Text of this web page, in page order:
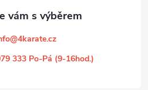
@4karate.cz
333 Po-Pá (9-16hod.)